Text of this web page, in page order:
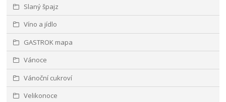
Slaný špajz
Víno a jídlo
GASTROK mapa
Vánoce
Vánoční cukroví
Velikonoce